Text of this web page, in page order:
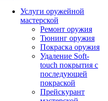
Услуги оружейной
мастерской
Ремонт оружия
Тюнинг оружия
Покраска оружия
Удаление Soft-
touch покрытия с
последующей
покраской
Прейскурант